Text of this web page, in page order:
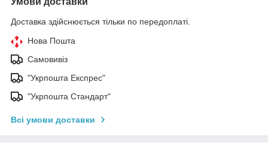
Доставка здійснюється тільки по передоплаті.
Нова Пошта
Самовивіз
"Укрпошта Експрес"
"Укрпошта Стандарт"
Всі умови доставки